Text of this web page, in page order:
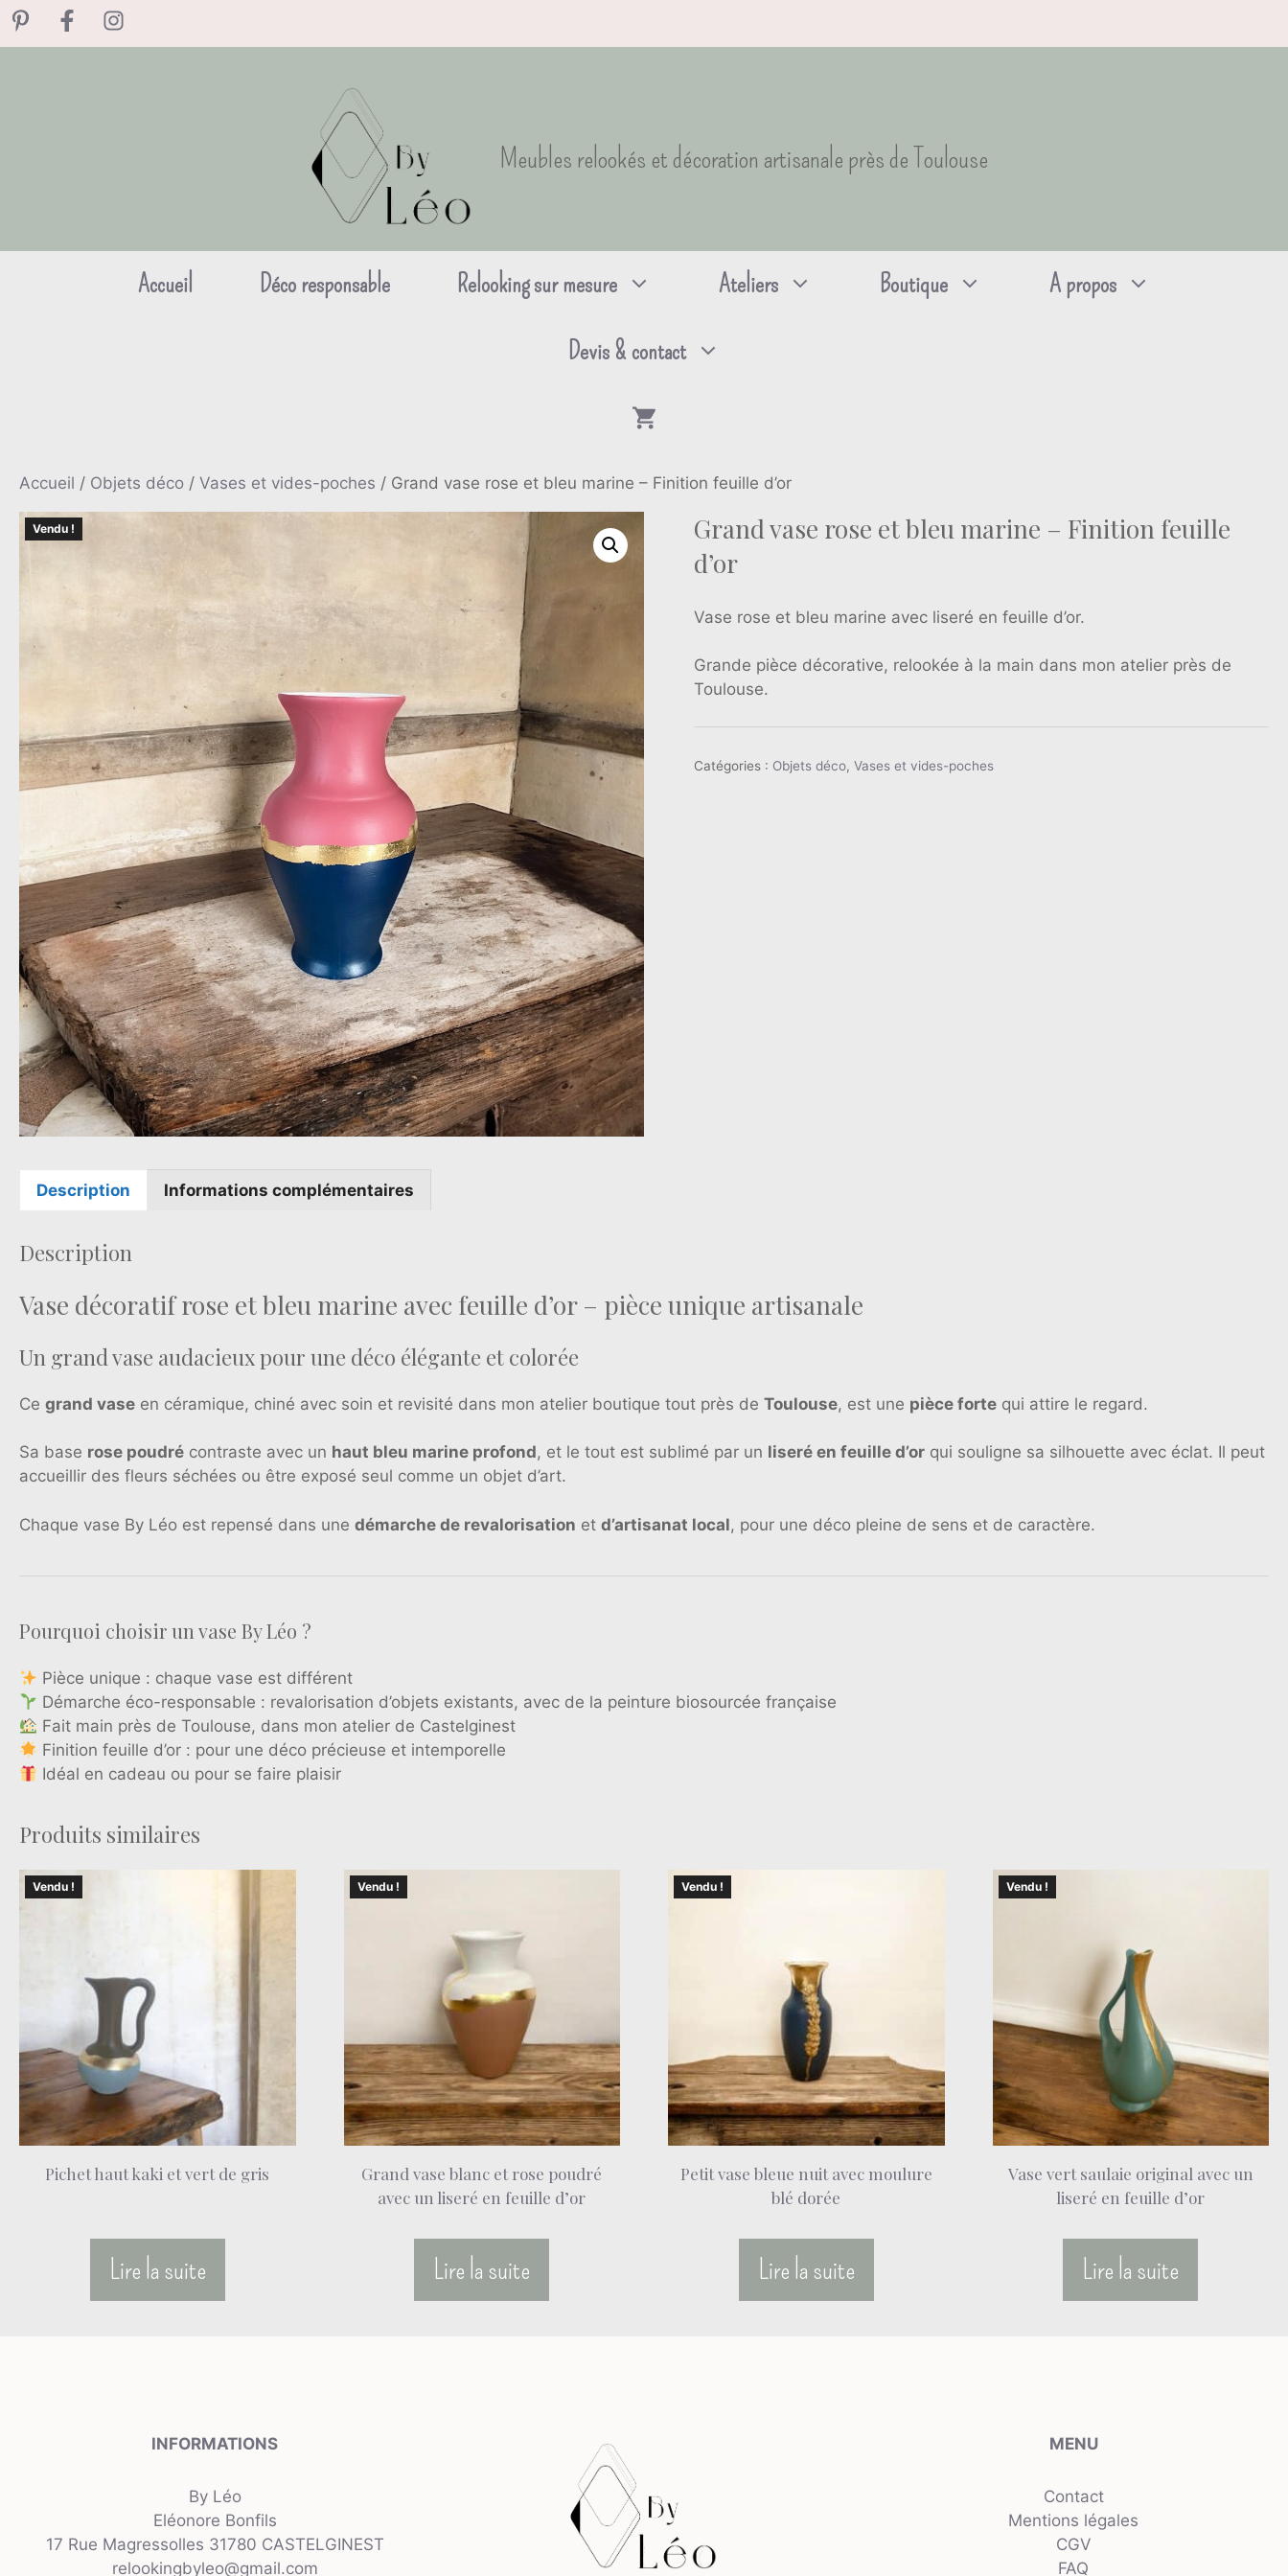
Aller
au
Meubles relookés et décoration artisanale près de Toulouse
Accueil Déco responsable Relooking sur mesure Ateliers Boutique A propos
Devis & contact
Accueil / Objets déco / Vases et vides-poches / Grand vase rose et bleu marine – Finition feuille d’or
Vendu !
Grand vase rose et bleu marine – Finition feuille
d’or
Vase rose et bleu marine avec liseré en feuille d’or.
Grande pièce décorative, relookée à la main dans mon atelier près de
Toulouse.
Catégories : Objets déco,Vases et vides-poches
Description Informations complémentaires
Description
Vase décoratif rose et bleu marine avec feuille d’or – pièce unique artisanale
Un grand vase audacieux pour une déco élégante et colorée
Ce grand vase en céramique, chiné avec soin et revisité dans mon atelier boutique tout près de Toulouse, est une pièce forte qui attire le regard.
Sa base rose poudré contraste avec un haut bleu marine profond, et le tout est sublimé par un liseré en feuille d’or qui souligne sa silhouette avec éclat. Il peut
accueillir des fleurs séchées ou être exposé seul comme un objet d’art.
Chaque vase By Léo est repensé dans une démarche de revalorisation et d’artisanat local, pour une déco pleine de sens et de caractère.
Pourquoi choisir un vase By Léo ?
Pièce unique : chaque vase est différent
Démarche éco-responsable : revalorisation d’objets existants, avec de la peinture biosourcée française
Fait main près de Toulouse, dans mon atelier de Castelginest
Finition feuille d’or : pour une déco précieuse et intemporelle
Idéal en cadeau ou pour se faire plaisir
Produits similaires
Vendu !
Pichet haut kaki et vert de gris
Lire la suite
Vendu !
Grand vase blanc et rose poudré
avec un liseré en feuille d’or
Lire la suite
Vendu !
Petit vase bleue nuit avec moulure
blé dorée
Lire la suite
Vendu !
Vase vert saulaie original avec un
liseré en feuille d’or
Lire la suite
INFORMATIONS
By Léo
Eléonore Bonfils
17 Rue Magressolles 31780 CASTELGINEST
relookingbyleo@gmail.com
MENU
Contact
Mentions légales
CGV
FAQ